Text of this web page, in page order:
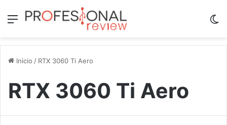
Menú
Inicio / RTX 3060 Ti Aero
RTX 3060 Ti Aero